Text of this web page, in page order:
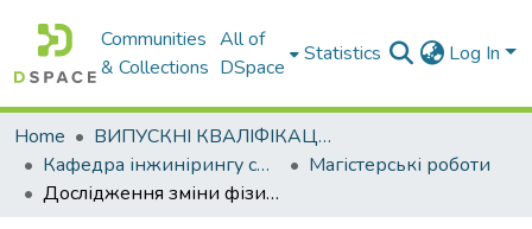
Communities
& Collections
All of
DSpace
Statistics Log In
Home
ВИПУСКНІ КВАЛІФІКАЦІЙНІ РОБОТИ
Кафедра інжинірингу систем автомобільного транспорту
Магістерські роботи
Дослідження зміни фізико-хімічних властивостей трансмісійної оливи SAE 80W-90 при експлуатації автомобіля